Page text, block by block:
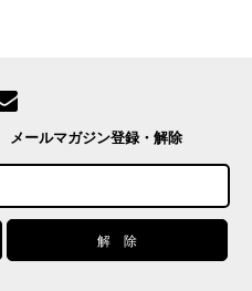
メールマガジン登録・解除